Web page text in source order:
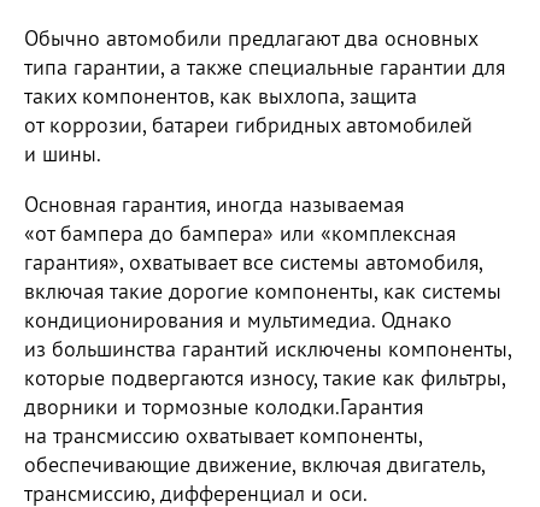
Обычно автомобили предлагают два основных
типа гарантии, а также специальные гарантии для
таких компонентов, как выхлопа, защита
от коррозии, батареи гибридных автомобилей
и шины.
Основная гарантия, иногда называемая
«от бампера до бампера» или «комплексная
гарантия», охватывает все системы автомобиля,
включая такие дорогие компоненты, как системы
кондиционирования и мультимедиа. Однако
из большинства гарантий исключены компоненты,
которые подвергаются износу, такие как фильтры,
дворники и тормозные колодки.Гарантия
на трансмиссию охватывает компоненты,
обеспечивающие движение, включая двигатель,
трансмиссию, дифференциал и оси.